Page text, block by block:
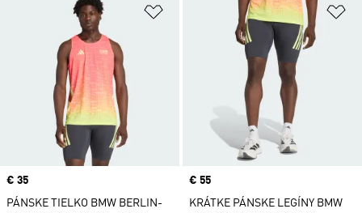
Pridať do zoznamu želaných
Price
€ 35
PÁNSKE TIELKO BMW BERLIN-
Price
€ 55
KRÁTKE PÁNSKE LEGÍNY BMW